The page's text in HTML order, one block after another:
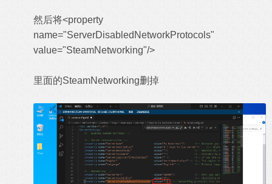
然后将<property
name="ServerDisabledNetworkProtocols"
value="SteamNetworking"/>
里面的SteamNetworking删掉